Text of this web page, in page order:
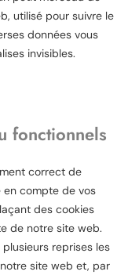
utilisé pour suivre le
données vous
invisibles.
fonctionnels
correct de
compte de vos
des cookies
de notre site web.
plusieurs reprises les
site web et, par